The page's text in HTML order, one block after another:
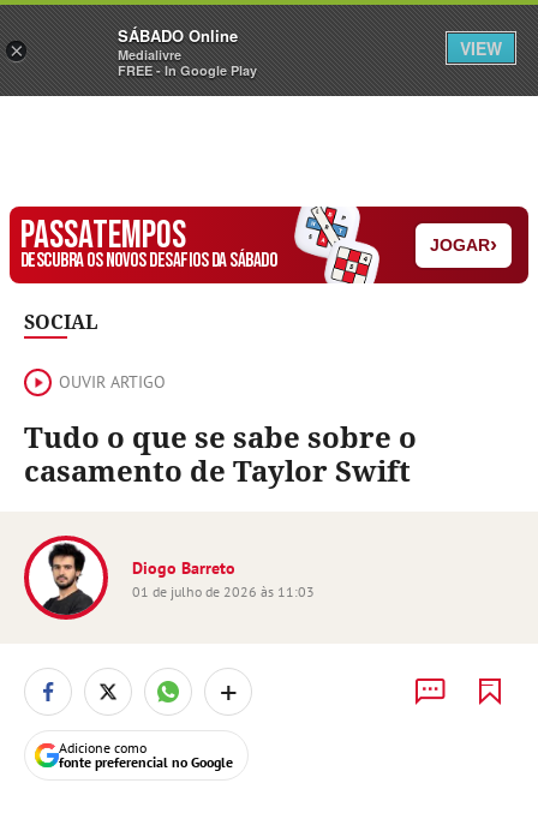
Sábado Assine Iniciar Sessão
PASSATEMPOS
DESCUBRA OS NOVOS DESAFIOS DA SÁBADO
JOGAR›
SOCIAL
OUVIR ARTIGO
Tudo o que se sabe sobre o
casamento de Taylor Swift
Diogo Barreto
01 de julho de 2026 às 11:03
+
Adicione como
fonte preferencial no Google
×
SÁBADO Online
Medialivre
FREE - In Google Play
VIEW